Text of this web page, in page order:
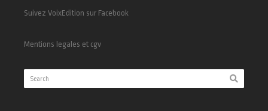
Suivez VoixEdition sur Facebook
Mentions legales et cgv